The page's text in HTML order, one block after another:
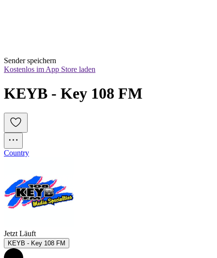
Sender speichern
Kostenlos im App Store laden
KEYB - Key 108 FM
Country
Jetzt Läuft
KEYB - Key 108 FM